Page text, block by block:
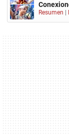
Resumen